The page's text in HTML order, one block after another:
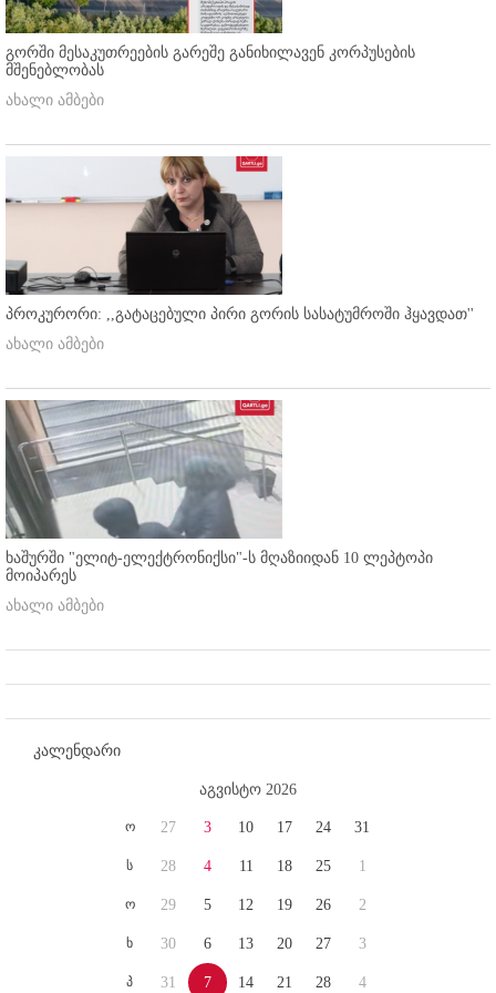
გორში მესაკუთრეების გარეშე განიხილავენ კორპუსების
მშენებლობას
ახალი ამბები
პროკურორი: ,,გატაცებული პირი გორის სასატუმროში ჰყავდათ''
ახალი ამბები
ხაშურში "ელიტ-ელექტრონიქსი"-ს მღაზიიდან 10 ლეპტოპი
მოიპარეს
ახალი ამბები
კალენდარი
აგვისტო 2026
ო
ს
ო
ხ
პ
27
28
29
30
31
3
4
5
6
7
10
11
12
13
14
17
18
19
20
21
24
25
26
27
28
31
1
2
3
4